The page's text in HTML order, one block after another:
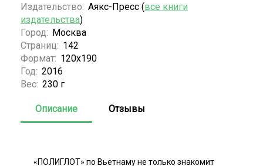
Издательство: Аякс-Пресс (все книги
издательства)
Город: Москва
Страниц: 142
Формат: 120x190
Год: 2016
Вес: 230 г
Описание Отзывы
«ПОЛИГЛОТ» по Вьетнаму не только знакомит